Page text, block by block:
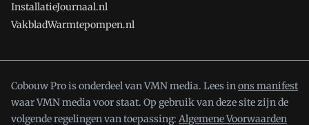
InstallatieJournaal.nl
VakbladWarmtepompen.nl
Cobouw Pro is onderdeel van VMN media. Lees inons manifest
waar VMN media voor staat. Op gebruik van deze site zijn de
volgende regelingen van toepassing: Algemene Voorwaarden